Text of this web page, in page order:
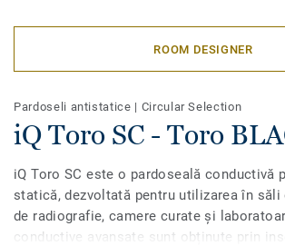
ROOM DESIGNER
Pardoseli antistatice | Circular Selection
iQ Toro SC - Toro
iQ Toro SC este o pardoseală conductivă
statică, dezvoltată pentru utilizarea în săli
de radiografie, camere curate și
conductive avansate sunt obținute prin